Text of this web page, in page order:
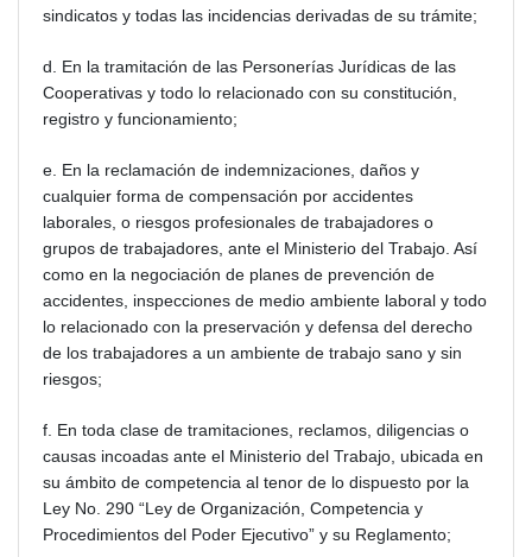
sindicatos y todas las incidencias derivadas de su trámite;
d. En la tramitación de las Personerías Jurídicas de las
Cooperativas y todo lo relacionado con su constitución,
registro y funcionamiento;
e. En la reclamación de indemnizaciones, daños y
cualquier forma de compensación por accidentes
laborales, o riesgos profesionales de trabajadores o
grupos de trabajadores, ante el Ministerio del Trabajo. Así
como en la negociación de planes de prevención de
accidentes, inspecciones de medio ambiente laboral y todo
lo relacionado con la preservación y defensa del derecho
de los trabajadores a un ambiente de trabajo sano y sin
riesgos;
f. En toda clase de tramitaciones, reclamos, diligencias o
causas incoadas ante el Ministerio del Trabajo, ubicada en
su ámbito de competencia al tenor de lo dispuesto por la
Ley No. 290 “Ley de Organización, Competencia y
Procedimientos del Poder Ejecutivo” y su Reglamento;